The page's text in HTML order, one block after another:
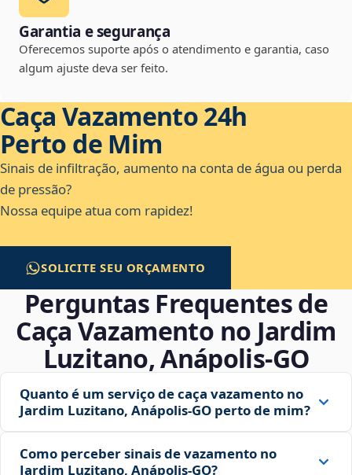
Garantia e segurança
Oferecemos suporte após o atendimento e garantia, caso
algum ajuste deva ser feito.
Caça Vazamento 24h
Perto de Mim
Sinais de infiltração, aumento na conta de água ou perda
de pressão?
Nossa equipe atua com rapidez!
SOLICITE SEU ORÇAMENTO
Perguntas Frequentes de
Caça Vazamento no Jardim
Luzitano, Anápolis‑GO
Quanto é um serviço de caça vazamento no
Jardim Luzitano, Anápolis‑GO perto de mim?
Como perceber sinais de vazamento no
Jardim Luzitano, Anápolis‑GO?